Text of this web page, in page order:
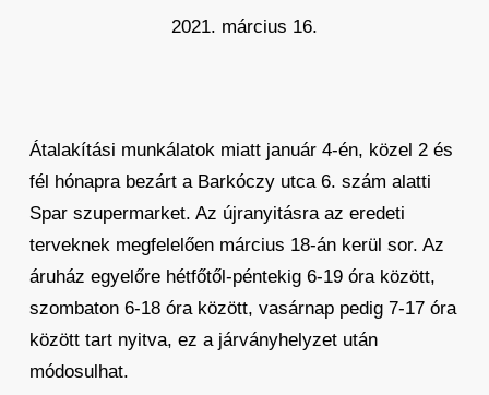
2021. március 16.
Átalakítási munkálatok miatt január 4-én, közel 2 és
fél hónapra bezárt a Barkóczy utca 6. szám alatti
Spar szupermarket. Az újranyitásra az eredeti
terveknek megfelelően március 18-án kerül sor. Az
áruház egyelőre hétfőtől-péntekig 6-19 óra között,
szombaton 6-18 óra között, vasárnap pedig 7-17 óra
között tart nyitva, ez a járványhelyzet után
módosulhat.